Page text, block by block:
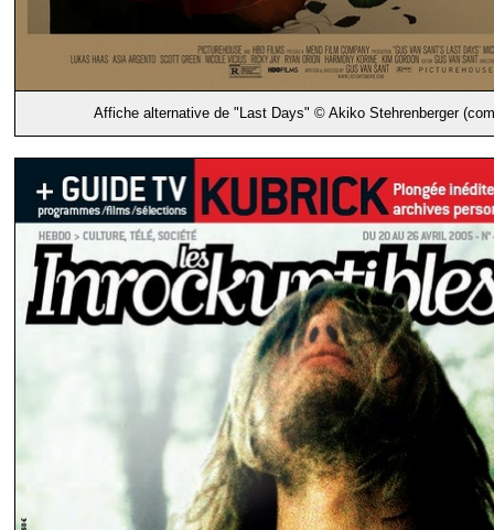
Affiche alternative de "Last Days" © Akiko Stehrenberger